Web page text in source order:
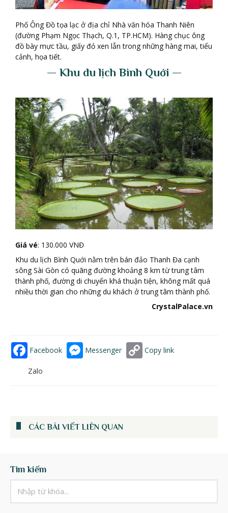
Phố Ông Đồ tọa lạc ở địa chỉ Nhà văn hóa Thanh Niên
(đường Phạm Ngọc Thạch, Q.1, TP.HCM). Hàng chục ông
đồ bày mực tầu, giấy đỏ xen lẫn trong những hàng mai, tiểu
cảnh, họa tiết.
— Khu du lịch Bình Quới —
Giá vé: 130.000 VNĐ
Khu du lịch Bình Quới nằm trên bán đảo Thanh Đa cạnh
sông Sài Gòn có quãng đường khoảng 8 km từ trung tâm
thành phố, đường di chuyển khá thuận tiện, không mất quá
nhiều thời gian cho những du khách ở trung tâm thành phố.
CrystalPalace.vn
Facebook Messenger Copy link
Zalo
CÁC BÀI VIẾT LIÊN QUAN
Tìm kiếm